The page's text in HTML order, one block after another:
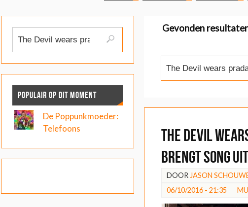
Gevonden
The Devil
brengt song uit
DOORJASON
06/10/2016 - 21:35
POPULAIR OP DIT MOMENT
De Poppunkmoeder:
Telefoons